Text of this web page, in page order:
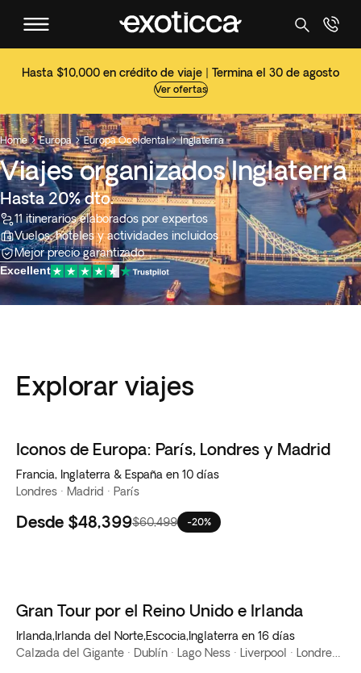
Hasta $10,000 en crédito de viaje | Termina el 30 de agosto
Ver ofertas
Home  Europa  Europa Occidental  Inglaterra
Viajes organizados Inglaterra
Hasta 20% dto.
11 itinerarios elaborados por expertos
Vuelos, hoteles y actividades incluidos
Mejor precio garantizado
Excellent
Explorar viajes
Iconos de Europa: París, Londres y Madrid
Francia, Inglaterra & España en 10 días
Londres · Madrid · París
Desde $48,399$60,499 -20%
Gran Tour por el Reino Unido e Irlanda
Irlanda,Irlanda del Norte,Escocia,Inglaterra en 16 días